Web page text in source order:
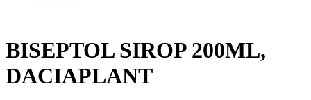
BISEPTOL SIROP 200ML,
DACIAPLANT